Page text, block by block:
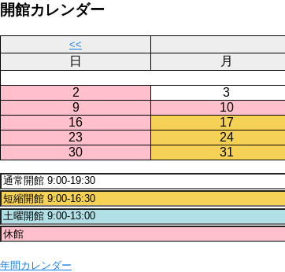
開館カレンダー
<<
日 月
2
3
9
10
16
17
23
24
30
31
年間カレンダー